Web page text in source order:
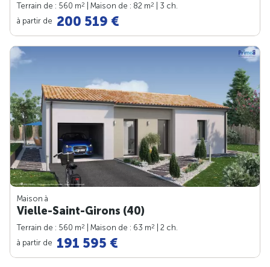
Terrain de : 560 m2 | Maison de : 82 m2
| 3 ch.
à partir de 200 519 €
Maison à
Vielle-Saint-Girons (40)
Terrain de : 560 m2 | Maison de : 63 m2
| 2 ch.
à partir de 191 595 €